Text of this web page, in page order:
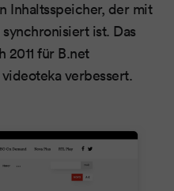
Inhaltsspeicher, der mit
ist. Das
für B.net
verbessert.